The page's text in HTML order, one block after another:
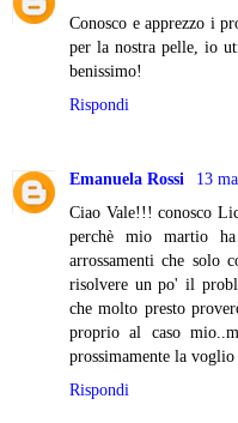
Conosco e apprezzo i
per la nostra pelle, io
benissimo!
Rispondi
Emanuela Rossi
13
Ciao Vale!!! conosco
perchè mio martio
arrossamenti che solo
risolvere un po' il
che molto presto
proprio al caso
prossimamente la
Rispondi